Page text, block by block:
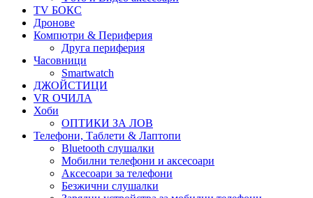
TV БОКС
Дронове
Компютри & Периферия
Друга периферия
Часовници
Smartwatch
ДЖОЙСТИЦИ
VR ОЧИЛА
Хоби
ОПТИКИ ЗА ЛОВ
Телефони, Таблети & Лаптопи
Bluetooth слушалки
Мобилни телефони и аксесоари
Аксесоари за телефони
Безжични слушалки